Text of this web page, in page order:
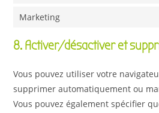
Marketing
8. Activer/désactiver et
Vous pouvez utiliser votre
supprimer automatiquement ou
Vous pouvez également spécifier